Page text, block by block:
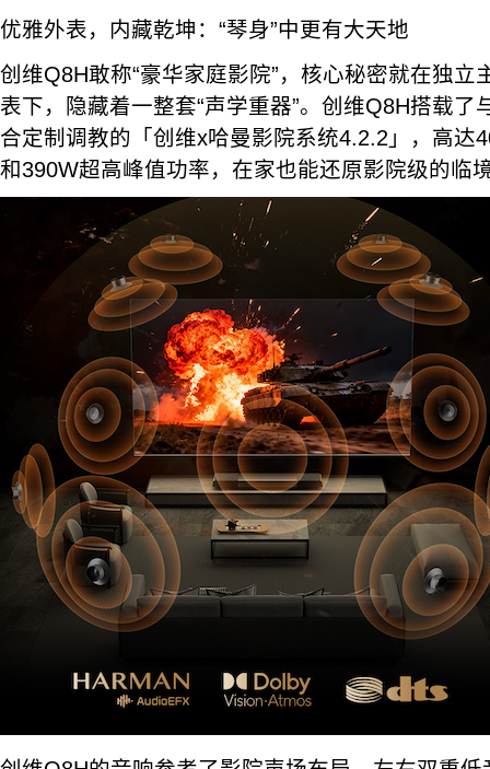
优雅外表，内藏乾坤：“琴身”中更有大天地
创维Q8H敢称“豪华家庭影院”，核心秘密就在独立
表下，隐藏着一整套“声学重器”。创维Q8H搭载了
合定制调教的「创维x哈曼影院系统4.2.2」，高达
和390W超高峰值功率，在家也能还原影院级的临